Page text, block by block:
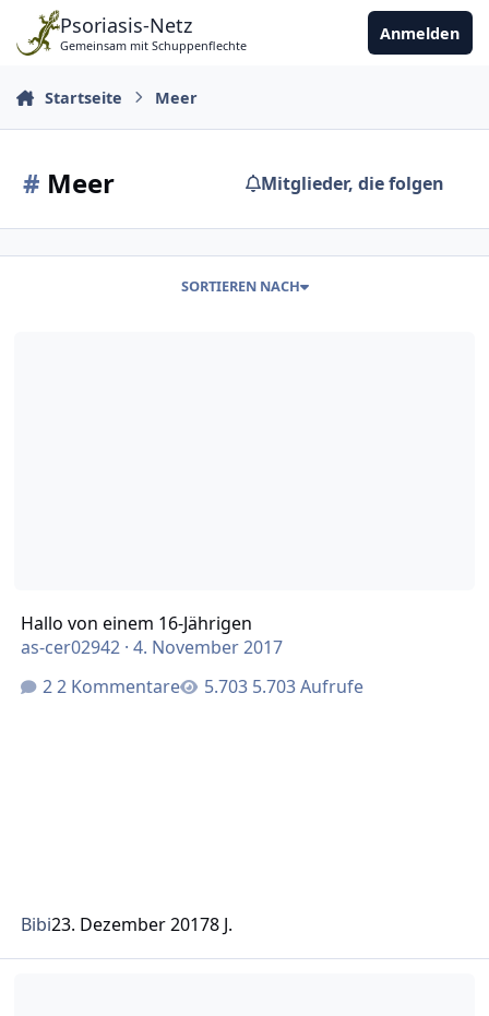
Zu Inhalt springen
Psoriasis-Netz
Gemeinsam mit Schuppenflechte
Anmelden
Startseite Meer
# Meer Mitglieder, die folgen
SORTIEREN NACH
Hallo von einem 16-Jährigen
as-cer02942 ·4. November 2017
2 Kommentare
5.703 Aufrufe
Bibi23. Dezember 20178 J.